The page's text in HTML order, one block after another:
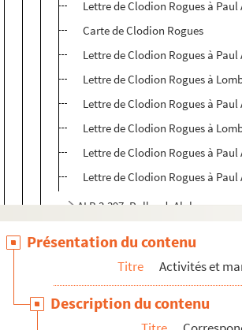
Lettre de Clodion Rogues à
Carte de Clodion Rogues
Lettre de Clodion Rogues à
Lettre de Clodion Rogues à
Lettre de Clodion Rogues à
Lettre de Clodion Rogues à
Lettre de Clodion Rogues à
Lettre de Clodion Rogues à
ALB 3.397. Rolland, Alphonse
ALB 3.401. Lettre d'E. Roques à
Présentation du contenu
Titre Activités et
Description du contenu